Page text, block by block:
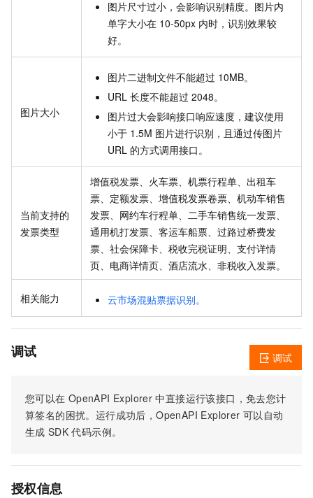
图片尺寸过小，会影响识别精度。图片内
单字大小在 10-50px 内时，识别效果较
好。
图片大小
图片二进制文件不能超过 10MB。
URL 长度不能超过 2048。
图片过大会影响接口响应速度，建议使用
小于 1.5M 图片进行识别，且通过传图片
URL 的方式调用接口。
当前支持的
发票类型
增值税发票、火车票、机票行程单、出租车
票、定额发票、增值税发票卷票、机动车销售
发票、网约车行程单、二手车销售统一发票、
通用机打发票、客运车船票、过路过桥费发
票、社会保障卡、税收完税证明、支付详情
页、电商详情页、酒店流水、非税收入发票。
相关能力 云市场混贴票据识别。
调试
您可以在 OpenAPI Explorer 中直接运行该接口，免去您计
算签名的困扰。运行成功后，OpenAPI Explorer 可以自动
生成 SDK 代码示例。
调试
授权信息